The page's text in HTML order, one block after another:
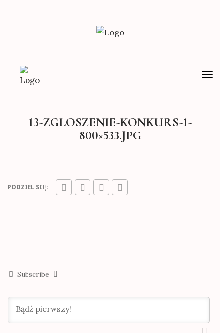
13-ZGLOSZENIE-KONKURS-1-
800×533.JPG
PODZIEL SIĘ:
Subscribe